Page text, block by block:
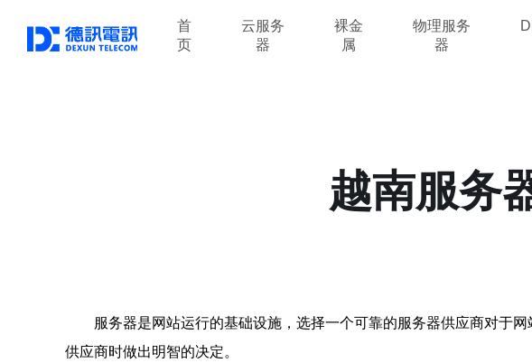
首
页
云服务
器
裸金
属
物理服务
器
越南服务
服务器是网站运行的基础设施，选择一个可靠的服务器供应商对于
供应商时做出明智的决定。